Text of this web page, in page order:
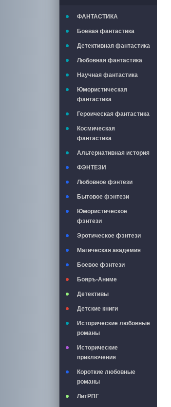
ФАНТАСТИКА
Боевая фантастика
Детективная фантастика
Любовная фантастика
Научная фантастика
Юмористическая
фантастика
Героическая фантастика
Космическая
фантастика
Альтернативная история
ФЭНТЕЗИ
Любовное фэнтези
Бытовое фэнтези
Юмористическое
фэнтези
Эротическое фэнтези
Магическая академия
Боевое фэнтези
Бояръ-Аниме
Детективы
Детские книги
Исторические любовные
романы
Исторические
приключения
Короткие любовные
романы
ЛитРПГ